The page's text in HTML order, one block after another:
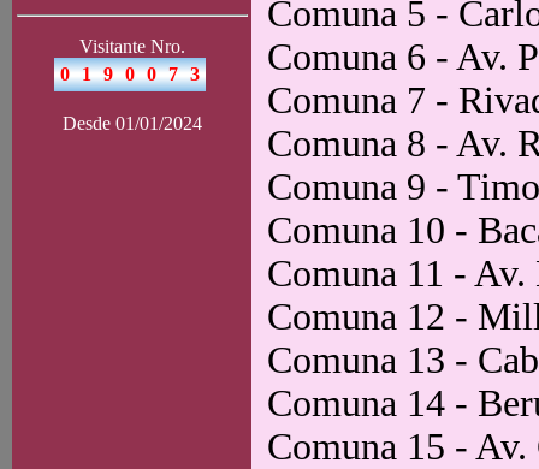
Visitante Nro.
Desde 01/01/2024
Comuna 5 -
Comuna 6 - Av.
Comuna 7 -
Comuna 8 - Av.
Comuna 9 -
Comuna 10 -
Comuna 11 -
Comuna 12 -
Comuna 13 -
Comuna 14 -
Comuna 15 -